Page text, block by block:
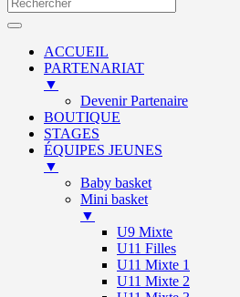
ACCUEIL
PARTENARIAT
▼
Devenir Partenaire
BOUTIQUE
STAGES
ÉQUIPES JEUNES
▼
Baby basket
Mini basket
▼
U9 Mixte
U11 Filles
U11 Mixte 1
U11 Mixte 2